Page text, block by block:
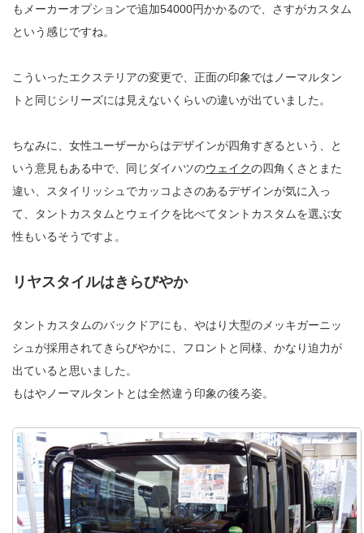
もメーカーオプションで追加54000円かかるので、さすがカスタム
という感じですね。
こういったエクステリアの変更で、正面の印象ではノーマルタン
トと同じシリーズには見えないくらいの違いが出ていました。
ちなみに、女性ユーザーからはデザインが四角すぎるという、と
いう意見もある中で、同じダイハツのウェイクの四角くさとまた
違い、スタイリッシュでカッコよさのあるデザインが気に入っ
て、タントカスタムとウェイクを比べてタントカスタムを選ぶ女
性もいるそうですよ。
リヤスタイルはきらびやか
タントカスタムのバックドアにも、やはり大型のメッキガーニッ
シュが採用されてきらびやかに、フロントと同様、かなり迫力が
出ていると思いました。
もはやノーマルタントとは全然違う印象の後ろ姿。